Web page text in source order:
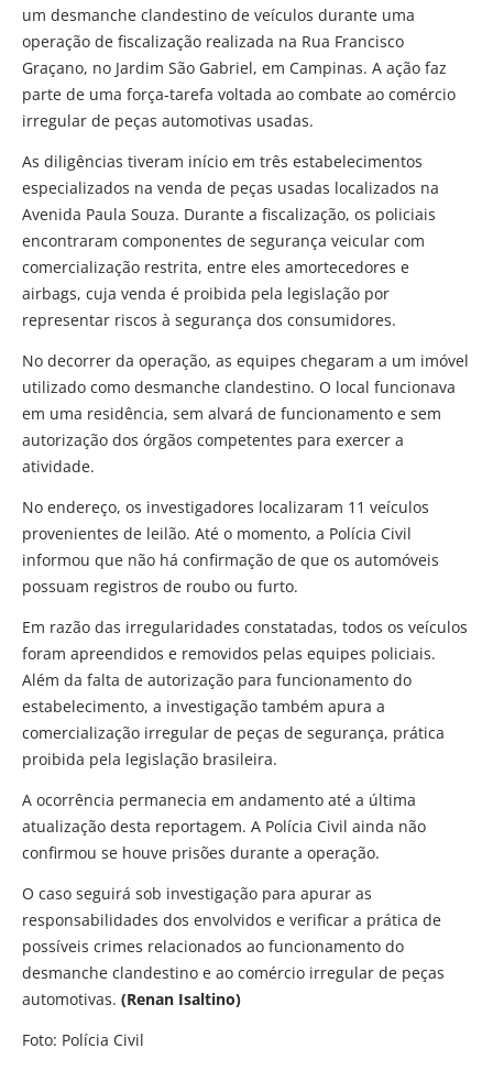
um desmanche clandestino de veículos durante uma
operação de fiscalização realizada na Rua Francisco
Graçano, no Jardim São Gabriel, em Campinas. A ação faz
parte de uma força-tarefa voltada ao combate ao comércio
irregular de peças automotivas usadas.
As diligências tiveram início em três estabelecimentos
especializados na venda de peças usadas localizados na
Avenida Paula Souza. Durante a fiscalização, os policiais
encontraram componentes de segurança veicular com
comercialização restrita, entre eles amortecedores e
airbags, cuja venda é proibida pela legislação por
representar riscos à segurança dos consumidores.
No decorrer da operação, as equipes chegaram a um imóvel
utilizado como desmanche clandestino. O local funcionava
em uma residência, sem alvará de funcionamento e sem
autorização dos órgãos competentes para exercer a
atividade.
No endereço, os investigadores localizaram 11 veículos
provenientes de leilão. Até o momento, a Polícia Civil
informou que não há confirmação de que os automóveis
possuam registros de roubo ou furto.
Em razão das irregularidades constatadas, todos os veículos
foram apreendidos e removidos pelas equipes policiais.
Além da falta de autorização para funcionamento do
estabelecimento, a investigação também apura a
comercialização irregular de peças de segurança, prática
proibida pela legislação brasileira.
A ocorrência permanecia em andamento até a última
atualização desta reportagem. A Polícia Civil ainda não
confirmou se houve prisões durante a operação.
O caso seguirá sob investigação para apurar as
responsabilidades dos envolvidos e verificar a prática de
possíveis crimes relacionados ao funcionamento do
desmanche clandestino e ao comércio irregular de peças
automotivas. (Renan Isaltino)
Foto: Polícia Civil